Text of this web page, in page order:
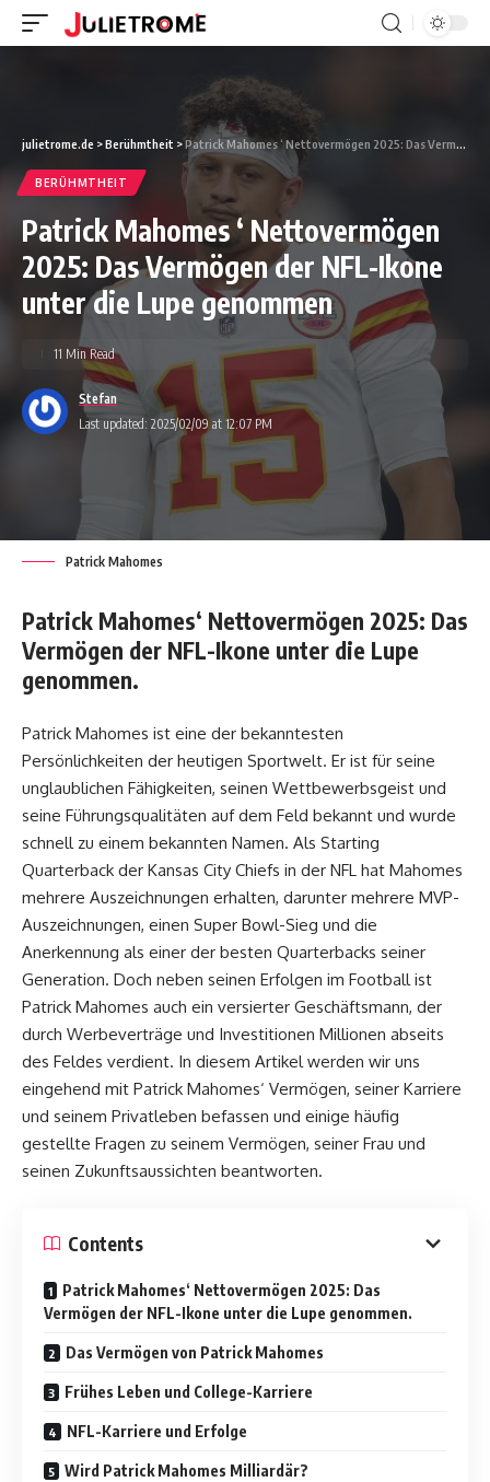
julietrome.de >Berühmtheit >Patrick Mahomes ‘ Nettovermögen 2025: Das Vermögen der NFL-Ikone unter die Lupe genommen
BERÜHMTHEIT
Patrick Mahomes ‘ Nettovermögen
2025: Das Vermögen der NFL-Ikone
unter die Lupe genommen
Last updated: 2025/02/09 at 12:07 PM
Stefan
11 Min Read
Patrick Mahomes
Patrick Mahomes‘ Nettovermögen 2025: Das
Vermögen der NFL-Ikone unter die Lupe
genommen.
Patrick Mahomes ist eine der bekanntesten
Persönlichkeiten der heutigen Sportwelt. Er ist für seine
unglaublichen Fähigkeiten, seinen Wettbewerbsgeist und
seine Führungsqualitäten auf dem Feld bekannt und wurde
schnell zu einem bekannten Namen. Als Starting
Quarterback der Kansas City Chiefs in der NFL hat Mahomes
mehrere Auszeichnungen erhalten, darunter mehrere MVP-
Auszeichnungen, einen Super Bowl-Sieg und die
Anerkennung als einer der besten Quarterbacks seiner
Generation. Doch neben seinen Erfolgen im Football ist
Patrick Mahomes auch ein versierter Geschäftsmann, der
durch Werbeverträge und Investitionen Millionen abseits
des Feldes verdient. In diesem Artikel werden wir uns
eingehend mit Patrick Mahomes‘ Vermögen, seiner Karriere
und seinem Privatleben befassen und einige häufig
gestellte Fragen zu seinem Vermögen, seiner Frau und
seinen Zukunftsaussichten beantworten.
Contents
Patrick Mahomes‘ Nettovermögen 2025: Das
Vermögen der NFL-Ikone unter die Lupe genommen.
Das Vermögen von Patrick Mahomes
Frühes Leben und College-Karriere
NFL-Karriere und Erfolge
Wird Patrick Mahomes Milliardär?